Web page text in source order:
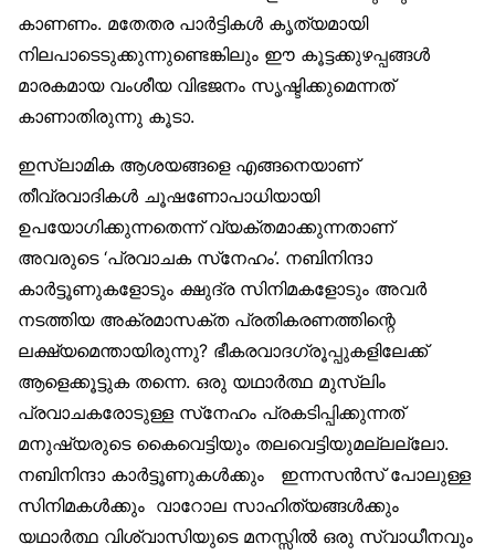
കാണണം. മതേതര പാര്‍ട്ടികള്‍ കൃത്യമായി
നിലപാടെടുക്കുന്നുണ്ടെങ്കിലും ഈ കൂട്ടക്കുഴപ്പങ്ങള്‍
മാരകമായ വംശീയ വിഭജനം സൃഷ്ടിക്കുമെന്നത്
കാണാതിരുന്നു കൂടാ.
ഇസ്‌ലാമിക ആശയങ്ങളെ എങ്ങനെയാണ്
തീവ്രവാദികള്‍ ചൂഷണോപാധിയായി
ഉപയോഗിക്കുന്നതെന്ന് വ്യക്തമാക്കുന്നതാണ്
അവരുടെ ‘പ്രവാചക സ്‌നേഹം’. നബിനിന്ദാ
കാര്‍ട്ടൂണുകളോടും ക്ഷുദ്ര സിനിമകളോടും അവര്‍
നടത്തിയ അക്രമാസക്ത പ്രതികരണത്തിന്റെ
ലക്ഷ്യമെന്തായിരുന്നു? ഭീകരവാദഗ്രൂപ്പുകളിലേക്ക്
ആളെക്കൂട്ടുക തന്നെ. ഒരു യഥാര്‍ത്ഥ മുസ്‌ലിം
പ്രവാചകരോടുള്ള സ്‌നേഹം പ്രകടിപ്പിക്കുന്നത്
മനുഷ്യരുടെ കൈവെട്ടിയും തലവെട്ടിയുമല്ലല്ലോ.
നബിനിന്ദാ കാര്‍ട്ടൂണുകള്‍ക്കും ഇന്നസന്‍സ് പോലുള്ള
സിനിമകള്‍ക്കും വാറോല സാഹിത്യങ്ങള്‍ക്കും
യഥാര്‍ത്ഥ വിശ്വാസിയുടെ മനസ്സില്‍ ഒരു സ്വാധീനവും